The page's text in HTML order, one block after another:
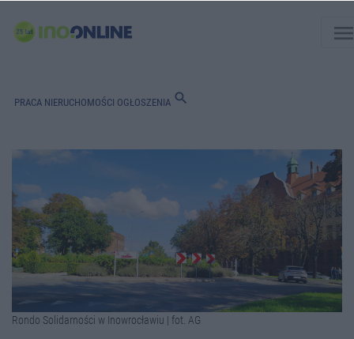
PRACA NIERUCHOMOŚCI OGŁOSZENIA search
Rondo Solidarności w Inowrocławiu | fot. AG